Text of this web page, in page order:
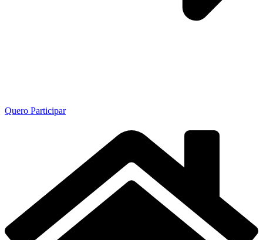
Quero Participar